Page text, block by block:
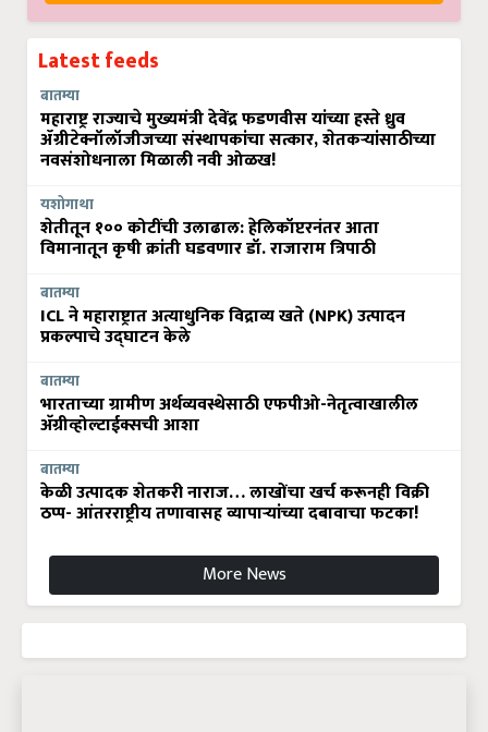
Latest feeds
बातम्या
महाराष्ट्र राज्याचे मुख्यमंत्री देवेंद्र फडणवीस यांच्या हस्ते ध्रुव
ॲग्रीटेक्नॉलॉजीजच्या संस्थापकांचा सत्कार, शेतकऱ्यांसाठीच्या
नवसंशोधनाला मिळाली नवी ओळख!
यशोगाथा
शेतीतून १०० कोटींची उलाढाल: हेलिकॉप्टरनंतर आता
विमानातून कृषी क्रांती घडवणार डॉ. राजाराम त्रिपाठी
बातम्या
ICL ने महाराष्ट्रात अत्याधुनिक विद्राव्य खते (NPK) उत्पादन
प्रकल्पाचे उद्घाटन केले
बातम्या
भारताच्या ग्रामीण अर्थव्यवस्थेसाठी एफपीओ-नेतृत्वाखालील
अ‍ॅग्रीव्होल्टाईक्सची आशा
बातम्या
केळी उत्पादक शेतकरी नाराज… लाखोंचा खर्च करूनही विक्री
ठप्प- आंतरराष्ट्रीय तणावासह व्यापाऱ्यांच्या दबावाचा फटका!
More News